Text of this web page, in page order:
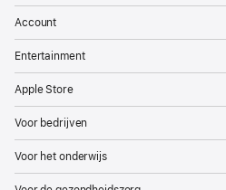
Account
Entertainment
Apple Store
Voor bedrijven
Voor het onderwijs